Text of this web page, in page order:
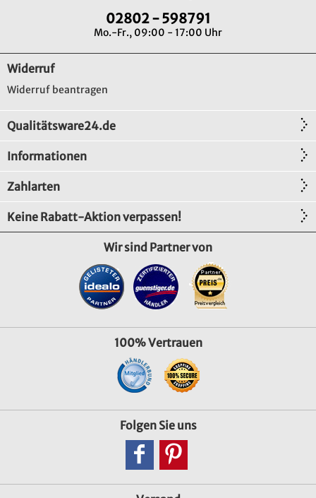
02802 - 598791
Mo.-Fr., 09:00 - 17:00 Uhr
Widerruf
Widerruf beantragen
Qualitätsware24.de
Informationen
Zahlarten
Keine Rabatt-Aktion verpassen!
Wir sind Partner von
100% Vertrauen
Folgen Sie uns